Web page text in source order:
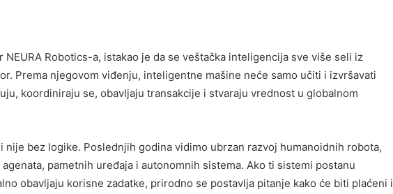
NEURA Robotics-a, istakao je da se veštačka inteligencija sve više seli iz
Prema njegovom viđenju, inteligentne mašine neće samo učiti i izvršavati
koordiniraju se, obavljaju transakcije i stvaraju vrednost u globalnom
nije bez logike. Poslednjih godina vidimo ubrzan razvoj humanoidnih robota,
pametnih uređaja i autonomnih sistema. Ako ti sistemi postanu
obavljaju korisne zadatke, prirodno se postavlja pitanje kako će biti plaćeni i